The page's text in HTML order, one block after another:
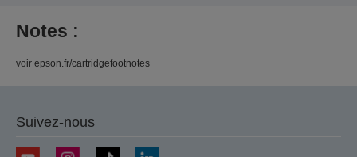
Notes :
voir epson.fr/cartridgefootnotes
Suivez-nous